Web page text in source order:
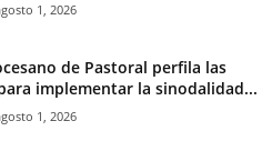
1, 2026
de Pastoral perfila las
implementar la sinodalidad...
1, 2026